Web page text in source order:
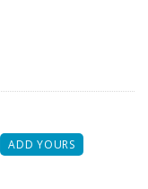
ADD YOURS